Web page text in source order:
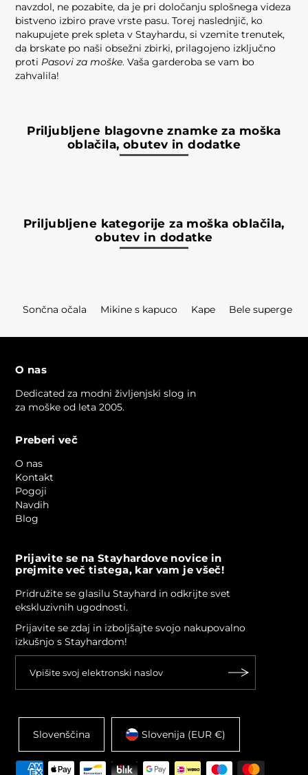
navzdol, ne pozabite, da je pri določanju splošnega videza
bistveno izbiro prave vrste pasu. Torej naslednjič, ko
nakupujete prek spleta v Stayhardu, si vzemite trenutek,
da brskate po naši obsežni zbirki, prilagojeno izključno
proti Pasovi za moške. Vaša garderoba se vam bo
zahvalila!
Priljubljene blagovne znamke za moška
oblačila, obutev in dodatke
Priljubljene kategorije za moška oblačila,
obutev in dodatke
Sončna očala Mikine s kapuco Kape Bele superge
O nas
Dedicated za modni življenjski slog in
za moške od leta 2005.
Preberi več
O nas
Kontakt
Pogoji
Navdih
Blog
Prijavite se na Stayhardove novice in
prejmite več tistega, kar vam je všeč!
Pridružite se glasilu Stayhard in odkrijte svet
ekskluzivnih ugodnosti.
Prijavite se zdaj in izboljšajte svojo nakupovalno
izkušnjo s Stayhardom!
Slovenščina Slovenija (EUR €)